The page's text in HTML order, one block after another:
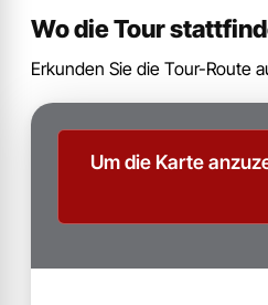
Wo die Tour
Erkunden Sie die Tour-Route
Um die Karte